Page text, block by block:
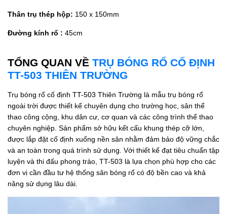
Thân trụ thép hộp: 150 x 150mm
Đường kính rổ : 45cm
TỔNG QUAN VỀ TRỤ BÓNG RỔ CỐ ĐỊNH
TT-503 THIÊN TRƯỜNG
Trụ bóng rổ cố định TT-503 Thiên Trường là mẫu trụ bóng rổ
ngoài trời được thiết kế chuyên dụng cho trường học, sân thể
thao công cộng, khu dân cư, cơ quan và các công trình thể thao
chuyên nghiệp. Sản phẩm sở hữu kết cấu khung thép cỡ lớn,
được lắp đặt cố định xuống nền sân nhằm đảm bảo độ vững chắc
và an toàn trong quá trình sử dụng. Với thiết kế đạt tiêu chuẩn tập
luyện và thi đấu phong trào, TT-503 là lựa chọn phù hợp cho các
đơn vị cần đầu tư hệ thống sân bóng rổ có độ bền cao và khả
năng sử dụng lâu dài.